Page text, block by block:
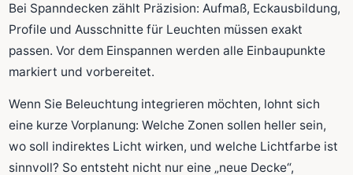
Bei Spanndecken zählt Präzision: Aufmaß, Eckausbildung,
Profile und Ausschnitte für Leuchten müssen exakt
passen. Vor dem Einspannen werden alle Einbaupunkte
markiert und vorbereitet.
Wenn Sie Beleuchtung integrieren möchten, lohnt sich
eine kurze Vorplanung: Welche Zonen sollen heller sein,
wo soll indirektes Licht wirken, und welche Lichtfarbe ist
sinnvoll? So entsteht nicht nur eine „neue Decke“,